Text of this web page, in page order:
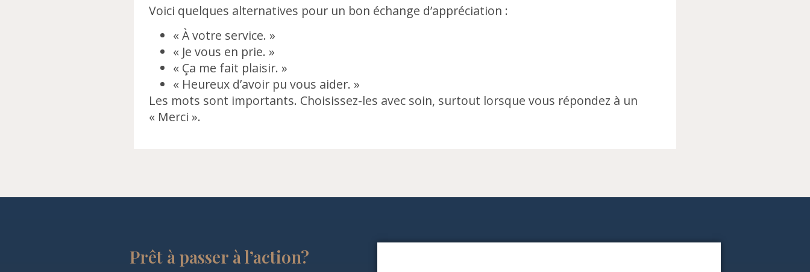
Voici quelques alternatives pour un bon échange d’appréciation :
« À votre service. »
« Je vous en prie. »
« Ça me fait plaisir. »
« Heureux d’avoir pu vous aider. »
Les mots sont importants. Choisissez-les avec soin, surtout lorsque vous répondez à un
« Merci ».
Prêt à passer à l’action?